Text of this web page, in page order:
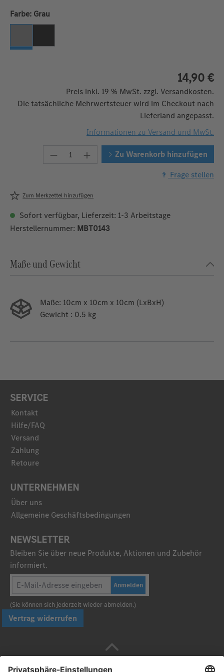
Farbe:auswählen
Grau
14,90 €
Preis inkl. 19 % MwSt. zzgl. Versandkosten.
Die tatsächliche Mehrwertsteuer wird im Checkout nach
Lieferland angepasst.
Informationen zu Versand und MwSt.
Produkt Anzahl: Gib den
Zu Warenkorb hinzufügen
Frage stellen
Zum Merkzettel hinzufügen
Sofort verfügbar, Lieferzeit: 1-3 Arbeitstage
Herstellernummer: MBT0143
Maße und Gewicht
Maße: 10cm x 10cm x 10cm (LxBxH)
Gewicht : 0.5 kg
SERVICE
Kontakt
Hilfe/FAQ
Versand
Zahlung
Retoure
UNTERNEHMEN
Über uns
Allgemeine Geschäftsbedingungen
NEWSLETTER
Bleiben Sie über neue Produkte, Aktionen und Zubehör
informiert.
Anmelden
(Sie können sich jederzeit wieder abmelden.)
Vertrag widerrufen